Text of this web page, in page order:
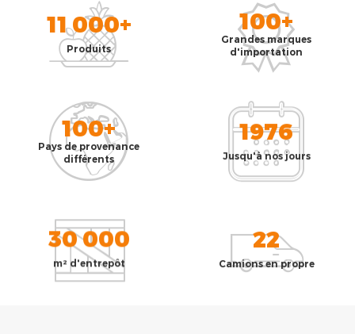
11 000+
Produits
100+
Grandes marques
d'importation
100+
Pays de provenance
différents
1976
Jusqu'à nos jours
30 000
m² d'entrepôt
22
Camions en propre